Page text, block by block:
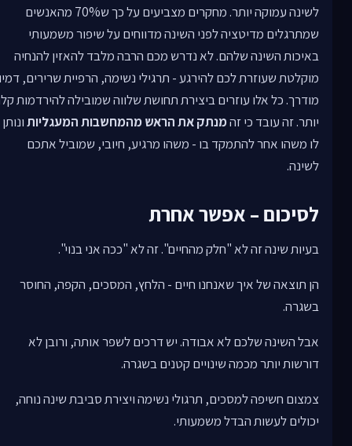
לשינה עמוקה יותר. מחקרים מצביעים על כך ש70% מהאנשים
שמתרגלים מדיטציה לפני השינה מדווחים על שיפור משמעותי
באיכות השינה שלהם. לא נדרש מכם הרבה מלבד להאזין להנחיה
מוקלטת שעוזרת לכם להירגע - תרגילי נשימה, הרפיית שרירים,
מודרך. כל אלו עוזרים ביצירת תחושת שלווה שמובילה להירדמות
יותר. זה עובד כי זהמנתק את הראש מהמחשבות המעגליותונותן
לו משהו אחר להתמקד בו - משהו מרגיע, חיובי, שמוביל אתכם
לשינה.
לסיכום – אפשר אחרת
בעיות שינה זה לא "חלק מהחיים". זה לא "ככה אני בנוי".
הן תוצאה של איך שאנחנו חיים - הלחץ, המסכים, הקפה, החוסר
בשגרה.
אבל השינה שלכם לא אבודה. יש דרכים לשפר אותה, ורובן לא
דורשות יותר מכמה שינויים קטנים בשגרה.
צמצום חשיפה למסכים, תרגולי נשימה ויצירת סביבת שינה נוחה,
יכולים לעשות הבדל משמעותי.